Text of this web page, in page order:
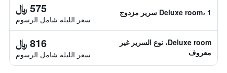
Deluxe room، 1 سرير مزدوج 575 ﷼
سعر الليلة شامل الرسوم
Deluxe room، نوع السرير غير
معروف
816 ﷼
سعر الليلة شامل الرسوم